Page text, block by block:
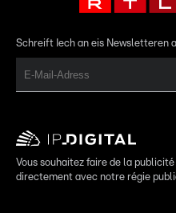
Schreift Iech an eis Newsletteren
Vous souhaitez faire de la
directement avec notre régie